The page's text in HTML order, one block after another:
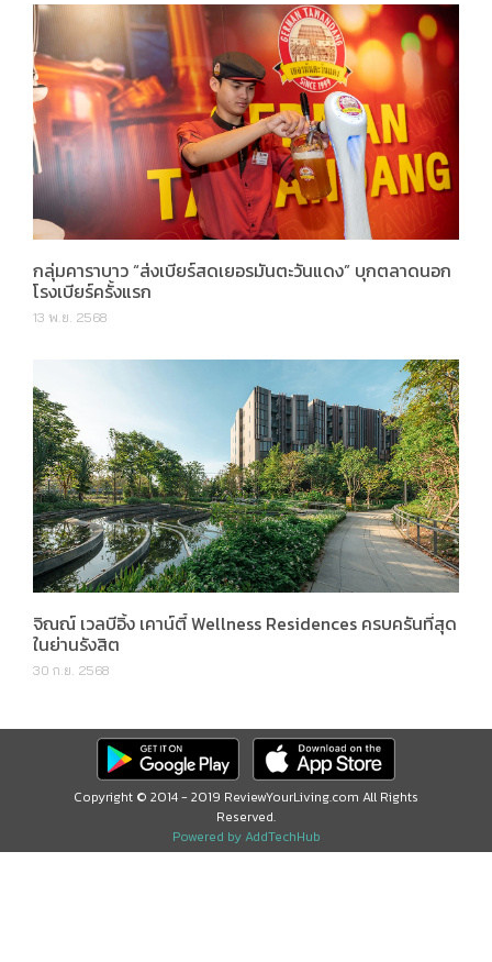
กลุ่มคาราบาว “ส่งเบียร์สดเยอรมันตะวันแดง” บุกตลาดนอก
โรงเบียร์ครั้งแรก
13 พ.ย. 2568
จิณณ์ เวลบีอิ้ง เคาน์ตี้ Wellness Residences ครบครันที่สุด
ในย่านรังสิต
30 ก.ย. 2568
Copyright © 2014 - 2019 ReviewYourLiving.com All Rights
Reserved.
Powered by AddTechHub